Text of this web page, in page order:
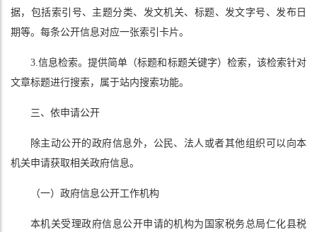
据，包括索引号、主题分类、发文机关、标题、发文字号、发布日
期等。每条公开信息对应一张索引卡片。
3.信息检索。提供简单（标题和标题关键字）检索，该检索针对
文章标题进行搜索，属于站内搜索功能。
三、依申请公开
除主动公开的政府信息外，公民、法人或者其他组织可以向本
机关申请获取相关政府信息。
（一）政府信息公开工作机构
本机关受理政府信息公开申请的机构为国家税务总局仁化县税